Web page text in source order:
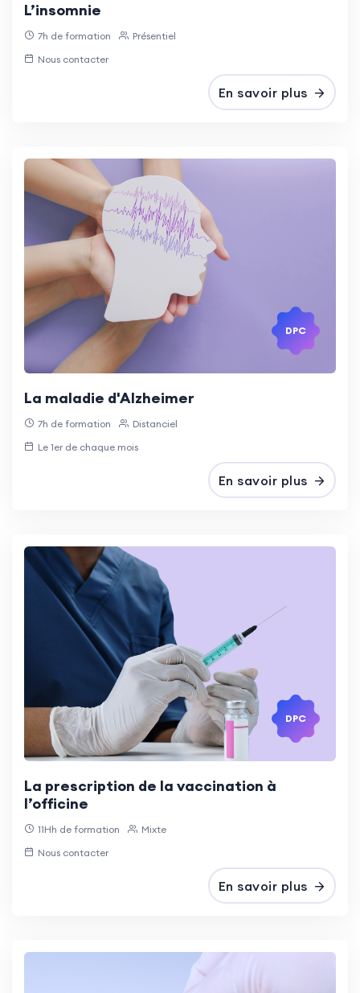
L’insomnie
7h de formation
Présentiel
Nous contacter
En savoir plus
DPC
La maladie d'Alzheimer
7h de formation
Distanciel
Le 1er de chaque mois
En savoir plus
DPC
La prescription de la vaccination à
l’officine
11Hh de formation
Mixte
Nous contacter
En savoir plus